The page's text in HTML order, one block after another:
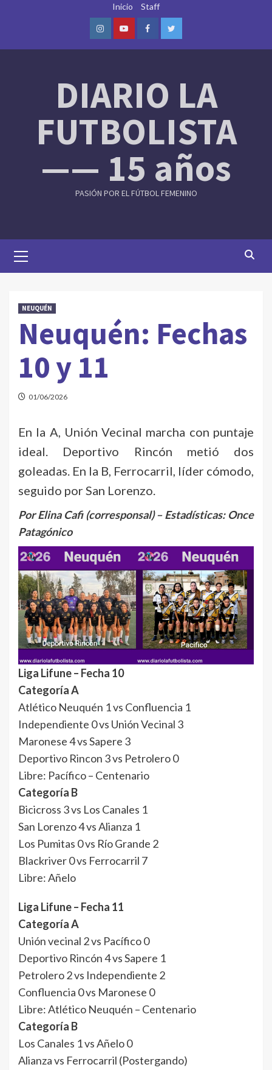
Inicio Staff
InstagramYoutubeFacebookTwitter
DIARIO LA
FUTBOLISTA
—— 15 años
PASIÓN POR EL FÚTBOL FEMENINO
Menu
NEUQUÉN
Neuquén: Fechas
10 y 11
01/06/2026
En la A, Unión Vecinal marcha con puntaje
ideal. Deportivo Rincón metió dos
goleadas. En la B, Ferrocarril, líder cómodo,
seguido por San Lorenzo.
Por Elina Cafi (corresponsal) – Estadísticas: Once
Patagónico
Liga Lifune – Fecha 10
Categoría A
Atlético Neuquén 1 vs Confluencia 1
Independiente 0 vs Unión Vecinal 3
Maronese 4 vs Sapere 3
Deportivo Rincon 3 vs Petrolero 0
Libre: Pacífico – Centenario
Categoría B
Bicicross 3 vs Los Canales 1
San Lorenzo 4 vs Alianza 1
Los Pumitas 0 vs Río Grande 2
Blackriver 0 vs Ferrocarril 7
Libre: Añelo
Liga Lifune – Fecha 11
Categoría A
Unión vecinal 2 vs Pacífico 0
Deportivo Rincón 4 vs Sapere 1
Petrolero 2 vs Independiente 2
Confluencia 0 vs Maronese 0
Libre: Atlético Neuquén – Centenario
Categoría B
Los Canales 1 vs Añelo 0
Alianza vs Ferrocarril (Postergando)